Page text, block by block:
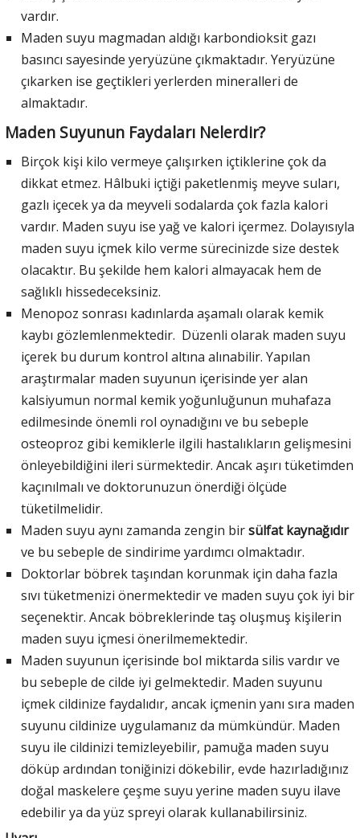
vardır.
Maden suyu magmadan aldığı karbondioksit gazı
basıncı sayesinde yeryüzüne çıkmaktadır. Yeryüzüne
çıkarken ise geçtikleri yerlerden mineralleri de
almaktadır.
Maden Suyunun Faydaları Nelerdir?
Birçok kişi kilo vermeye çalışırken içtiklerine çok da
dikkat etmez. Hâlbuki içtiği paketlenmiş meyve suları,
gazlı içecek ya da meyveli sodalarda çok fazla kalori
vardır. Maden suyu ise yağ ve kalori içermez. Dolayısıyla
maden suyu içmek kilo verme sürecinizde size destek
olacaktır. Bu şekilde hem kalori almayacak hem de
sağlıklı hissedeceksiniz.
Menopoz sonrası kadınlarda aşamalı olarak kemik
kaybı gözlemlenmektedir. Düzenli olarak maden suyu
içerek bu durum kontrol altına alınabilir. Yapılan
araştırmalar maden suyunun içerisinde yer alan
kalsiyumun normal kemik yoğunluğunun muhafaza
edilmesinde önemli rol oynadığını ve bu sebeple
osteoproz gibi kemiklerle ilgili hastalıkların gelişmesini
önleyebildiğini ileri sürmektedir. Ancak aşırı tüketimden
kaçınılmalı ve doktorunuzun önerdiği ölçüde
tüketilmelidir.
Maden suyu aynı zamanda zengin birsülfat kaynağıdır
ve bu sebeple de sindirime yardımcı olmaktadır.
Doktorlar böbrek taşından korunmak için daha fazla
sıvı tüketmenizi önermektedir ve maden suyu çok iyi bir
seçenektir. Ancak böbreklerinde taş oluşmuş kişilerin
maden suyu içmesi önerilmemektedir.
Maden suyunun içerisinde bol miktarda silis vardır ve
bu sebeple de cilde iyi gelmektedir. Maden suyunu
içmek cildinize faydalıdır, ancak içmenin yanı sıra maden
suyunu cildinize uygulamanız da mümkündür. Maden
suyu ile cildinizi temizleyebilir, pamuğa maden suyu
döküp ardından toniğinizi dökebilir, evde hazırladığınız
doğal maskelere çeşme suyu yerine maden suyu ilave
edebilir ya da yüz spreyi olarak kullanabilirsiniz.